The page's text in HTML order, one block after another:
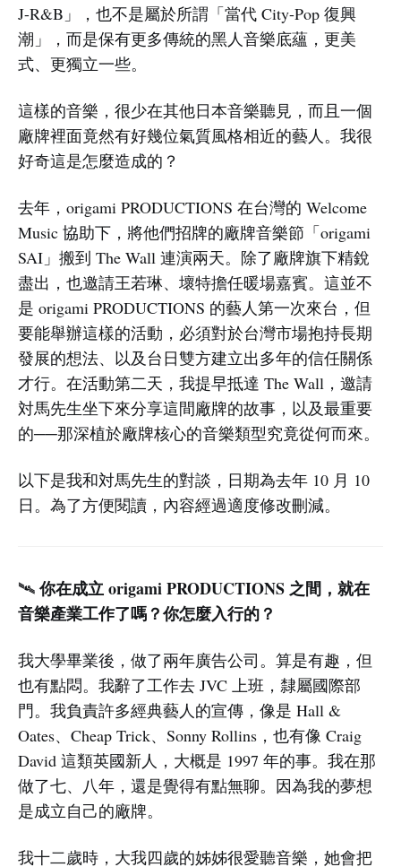
J-R&B」，也不是屬於所謂「當代 City-Pop 復興
潮」，而是保有更多傳統的黑人音樂底蘊，更美
式、更獨立一些。
這樣的音樂，很少在其他日本音樂聽見，而且一個
廠牌裡面竟然有好幾位氣質風格相近的藝人。我很
好奇這是怎麼造成的？
去年，origami PRODUCTIONS 在台灣的 Welcome
Music 協助下，將他們招牌的廠牌音樂節「origami
SAI」搬到 The Wall 連演兩天。除了廠牌旗下精銳
盡出，也邀請王若琳、壞特擔任暖場嘉賓。這並不
是 origami PRODUCTIONS 的藝人第一次來台，但
要能舉辦這樣的活動，必須對於台灣市場抱持長期
發展的想法、以及台日雙方建立出多年的信任關係
才行。在活動第二天，我提早抵達 The Wall，邀請
対馬先生坐下來分享這間廠牌的故事，以及最重要
的──那深植於廠牌核心的音樂類型究竟從何而來。
以下是我和対馬先生的對談，日期為去年 10 月 10
日。為了方便閱讀，內容經過適度修改刪減。
🛰️你在成立 origami PRODUCTIONS 之間，就在
音樂產業工作了嗎？你怎麼入行的？
我大學畢業後，做了兩年廣告公司。算是有趣，但
也有點悶。我辭了工作去 JVC 上班，隸屬國際部
門。我負責許多經典藝人的宣傳，像是 Hall &
Oates、Cheap Trick、Sonny Rollins，也有像 Craig
David 這類英國新人，大概是 1997 年的事。我在那
做了七、八年，還是覺得有點無聊。因為我的夢想
是成立自己的廠牌。
我十二歲時，大我四歲的姊姊很愛聽音樂，她會把